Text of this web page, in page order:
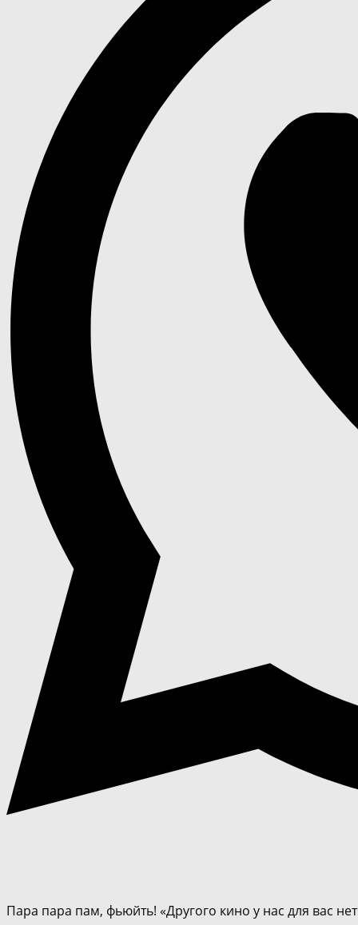
Пара пара пам, фьюйть! «Другого кино у нас для вас